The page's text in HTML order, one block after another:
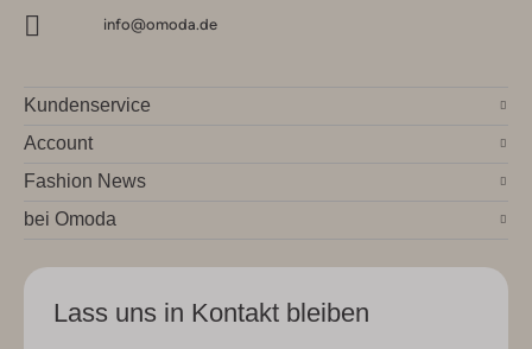
info@omoda.de
Kundenservice
Account
Fashion News
bei Omoda
Lass uns in Kontakt bleiben